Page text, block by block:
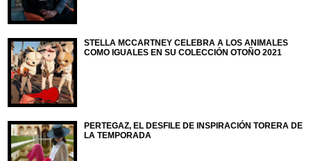
STELLA MCCARTNEY CELEBRA A LOS ANIMALES
COMO IGUALES EN SU COLECCIÓN OTOÑO 2021
PERTEGAZ, EL DESFILE DE INSPIRACIÓN TORERA DE
LA TEMPORADA